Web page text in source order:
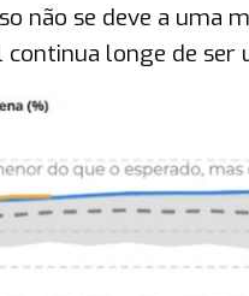
não se deve a uma
continua longe de ser